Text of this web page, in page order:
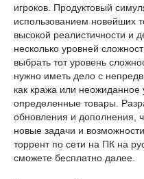
игроков. Продуктовый
использованием новейших
высокой реалистичности и
несколько уровней
выбрать тот уровень
нужно иметь дело с
как кража или неожиданное
определенные товары.
обновления и дополнения,
новые задачи и
торрент по сети на ПК на
сможете бесплатно далее.